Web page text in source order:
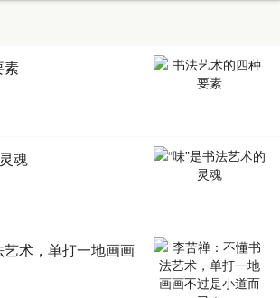
素
魂
术，单打一地画画